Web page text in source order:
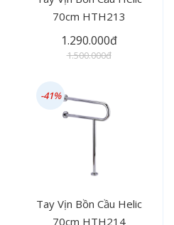
70cm HTH213
1.290.000đ
1.500.000đ
Tay Vịn Bồn Cầu Helic
70cm HTH214
-41%